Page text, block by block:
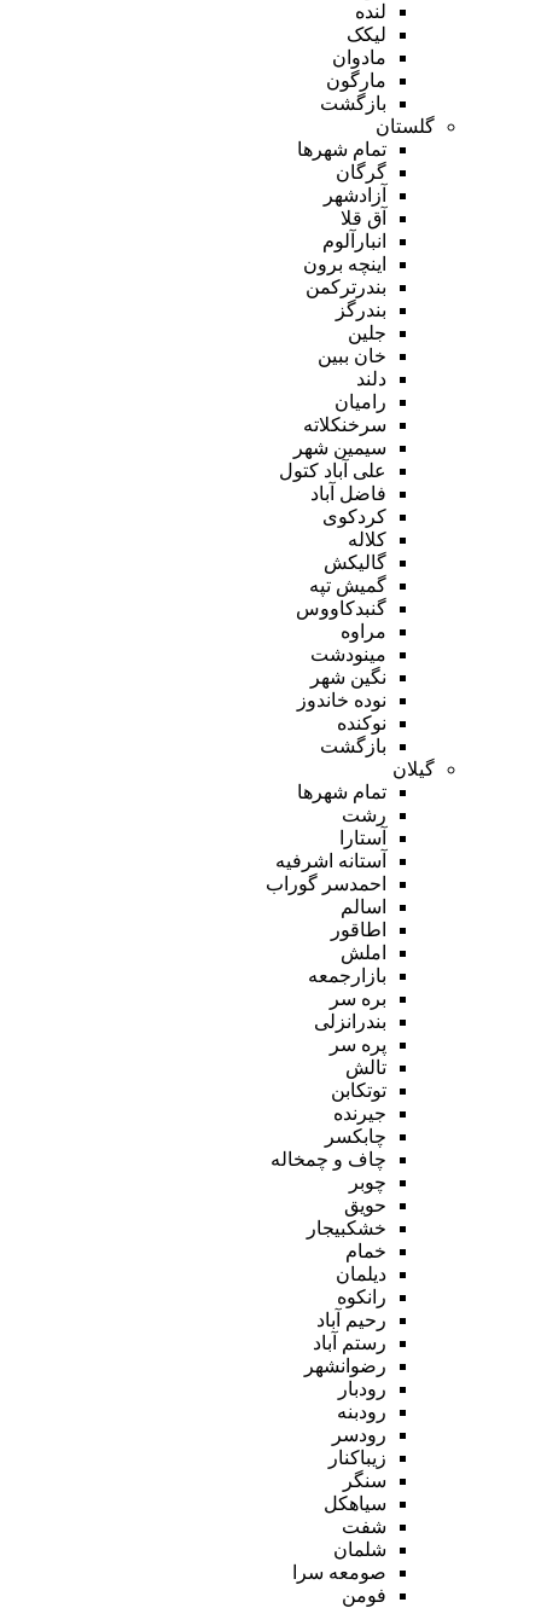
لنده
لیکک
مادوان
مارگون
بازگشت
گلستان
تمام شهر‌ها
گرگان
آزادشهر
آق قلا
انبارآلوم
اینچه برون
بندرترکمن
بندرگز
جلین
خان ببین
دلند
رامیان
سرخنکلاته
سیمین شهر
علی آباد کتول
فاضل آباد
کردکوی
کلاله
گالیکش
گمیش تپه
گنبدکاووس
مراوه
مینودشت
نگین شهر
نوده خاندوز
نوکنده
بازگشت
گیلان
تمام شهر‌ها
رشت
آستارا
آستانه اشرفیه
احمدسر گوراب
اسالم
اطاقور
املش
بازارجمعه
بره سر
بندرانزلی
پره سر
تالش
توتکابن
جیرنده
چابکسر
چاف و چمخاله
چوبر
حویق
خشکبیجار
خمام
دیلمان
رانکوه
رحیم آباد
رستم آباد
رضوانشهر
رودبار
رودبنه
رودسر
زیباکنار
سنگر
سیاهکل
شفت
شلمان
صومعه سرا
فومن